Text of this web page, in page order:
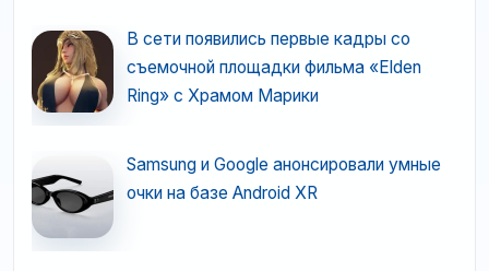
В сети появились первые кадры со
съемочной площадки фильма «Elden
Ring» с Храмом Марики
Samsung и Google анонсировали умные
очки на базе Android XR